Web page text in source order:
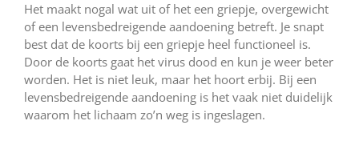
Het maakt nogal wat uit of het een griepje, overgewicht
of een levensbedreigende aandoening betreft. Je snapt
best dat de koorts bij een griepje heel functioneel is.
Door de koorts gaat het virus dood en kun je weer beter
worden. Het is niet leuk, maar het hoort erbij. Bij een
levensbedreigende aandoening is het vaak niet duidelijk
waarom het lichaam zo’n weg is ingeslagen.